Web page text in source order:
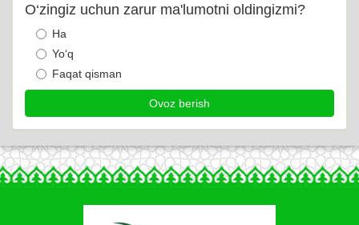
O‘zingiz uchun zarur ma'lumotni oldingizmi?
Ha
Yo‘q
Faqat qisman